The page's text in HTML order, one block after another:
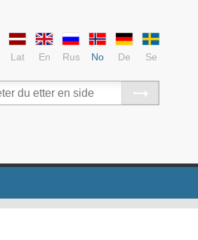
Lat En Rus No De Se